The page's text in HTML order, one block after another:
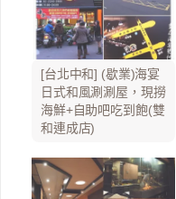
[台北中和] (歇業)海宴
日式和風涮涮屋，現撈
海鮮+自助吧吃到飽(雙
和連成店)